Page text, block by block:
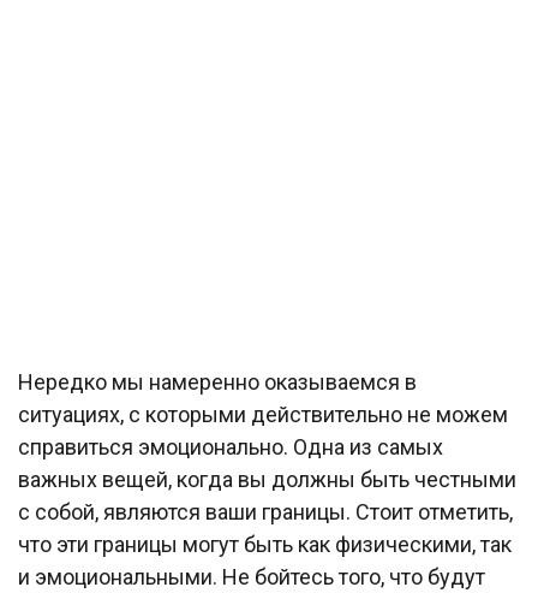
Нередко мы намеренно оказываемся в
ситуациях, с которыми действительно не можем
справиться эмоционально. Одна из самых
важных вещей, когда вы должны быть честными
с собой, являются ваши границы. Стоит отметить,
что эти границы могут быть как физическими, так
и эмоциональными. Не бойтесь того, что будут